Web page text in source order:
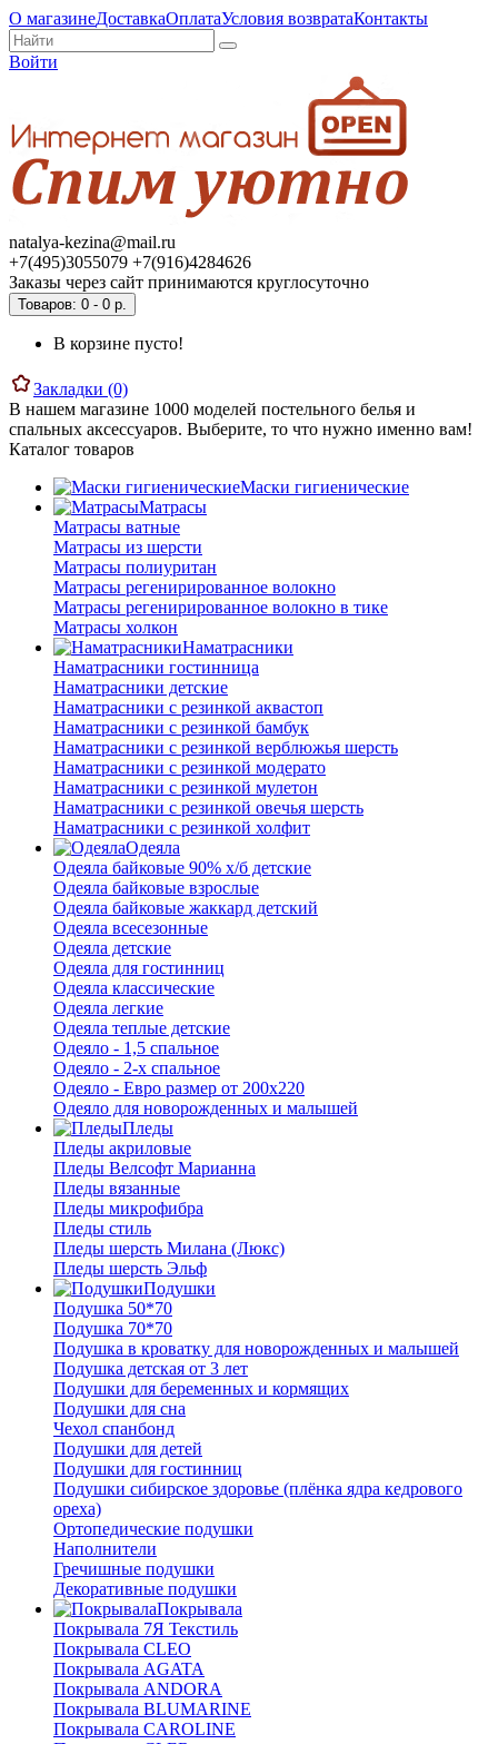
О магазинеДоставкаОплатаУсловия возвратаКонтакты
Войти
natalya-kezina@mail.ru
+7(495)3055079 +7(916)4284626
Заказы через сайт принимаются круглосуточно
Товаров: 0 - 0 р.
В корзине пусто!
Закладки (0)
В нашем магазине 1000 моделей постельного белья и
спальных аксессуаров. Выберите, то что нужно именно вам!
Каталог товаров
Маски гигиенические
Матрасы
Матрасы ватные
Матрасы из шерсти
Матрасы полиуритан
Матрасы регенирированное волокно
Матрасы регенирированное волокно в тике
Матрасы холкон
Наматрасники
Наматрасники гостинница
Наматрасники детские
Наматрасники с резинкой аквастоп
Наматрасники с резинкой бамбук
Наматрасники с резинкой верблюжья шерсть
Наматрасники с резинкой модерато
Наматрасники с резинкой мулетон
Наматрасники с резинкой овечья шерсть
Наматрасники с резинкой холфит
Одеяла
Одеяла байковые 90% х/б детские
Одеяла байковые взрослые
Одеяла байковые жаккард детский
Одеяла всесезонные
Одеяла детские
Одеяла для гостинниц
Одеяла классические
Одеяла легкие
Одеяла теплые детские
Одеяло - 1,5 спальное
Одеяло - 2-х спальное
Одеяло - Евро размер от 200х220
Одеяло для новорожденных и малышей
Пледы
Пледы акриловые
Пледы Велсофт Марианна
Пледы вязанные
Пледы микрофибра
Пледы стиль
Пледы шерсть Милана (Люкс)
Пледы шерсть Эльф
Подушки
Подушка 50*70
Подушка 70*70
Подушка в кроватку для новорожденных и малышей
Подушка детская от 3 лет
Подушки для беременных и кормящих
Подушки для сна
Чехол спанбонд
Подушки для детей
Подушки для гостинниц
Подушки сибирское здоровье (плёнка ядра кедрового
ореха)
Ортопедические подушки
Наполнители
Гречишные подушки
Декоративные подушки
Покрывала
Покрывала 7Я Текстиль
Покрывала CLEO
Покрывала AGATA
Покрывала ANDORA
Покрывала BLUMARINE
Покрывала CAROLINE